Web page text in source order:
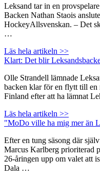
Leksand tar in en
Backen Nathan Staois
HockeyAllsvenskan. – Det
…
Läs hela artikeln >>
Klart: Det blir
Olle Strandell lämnade
backen klar för en flytt till
Finland efter att ha lämnat
Läs hela artikeln >>
"MoDo ville ha mig mer än
Efter en tung säsong där
Marcus Karlberg prioriterad
26-åringen upp om valet att
Dala …